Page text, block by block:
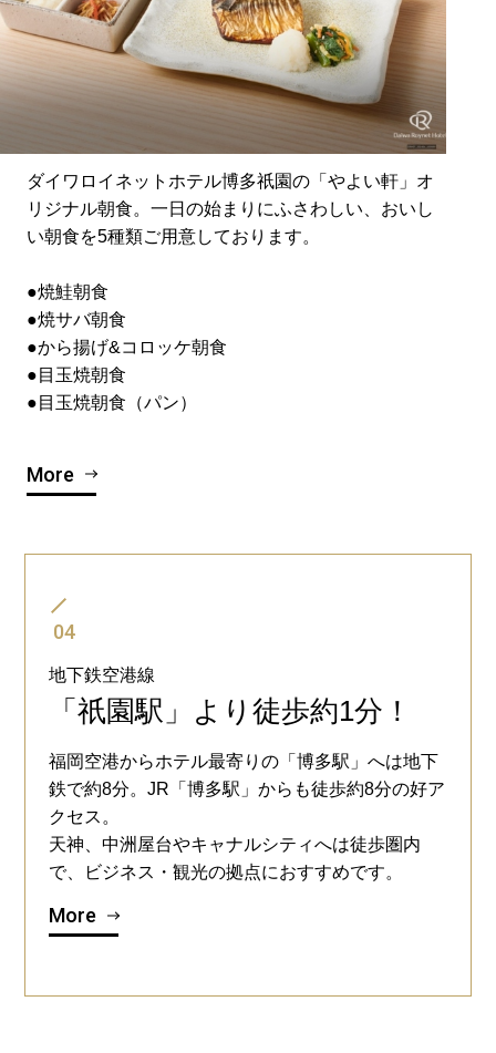
ダイワロイネットホテル博多祇園の「やよい軒」オ
リジナル朝食。一日の始まりにふさわしい、おいし
い朝食を5種類ご用意しております。
●焼鮭朝食
●焼サバ朝食
●から揚げ&コロッケ朝食
●目玉焼朝食
●目玉焼朝食（パン）
More
04
地下鉄空港線
「祇園駅」より徒歩約1分！
福岡空港からホテル最寄りの「博多駅」へは地下
鉄で約8分。JR「博多駅」からも徒歩約8分の好ア
クセス。
天神、中洲屋台やキャナルシティへは徒歩圏内
で、ビジネス・観光の拠点におすすめです。
More